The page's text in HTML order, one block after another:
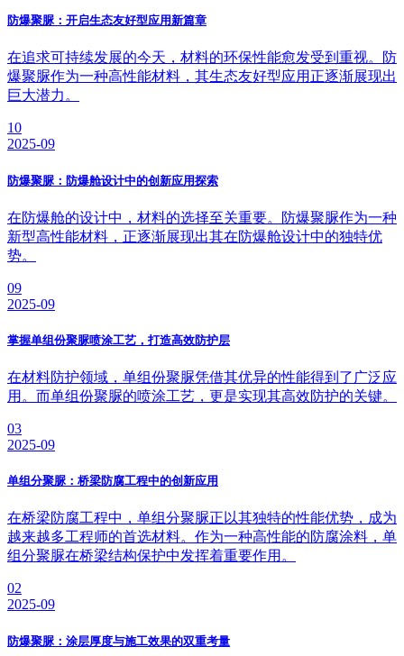
防爆聚脲：开启生态友好型应用新篇章
在追求可持续发展的今天，材料的环保性能愈发受到重视。防
爆聚脲作为一种高性能材料，其生态友好型应用正逐渐展现出
巨大潜力。
10
2025-09
防爆聚脲：防爆舱设计中的创新应用探索
在防爆舱的设计中，材料的选择至关重要。防爆聚脲作为一种
新型高性能材料，正逐渐展现出其在防爆舱设计中的独特优
势。
09
2025-09
掌握单组份聚脲喷涂工艺，打造高效防护层
在材料防护领域，单组份聚脲凭借其优异的性能得到了广泛应
用。而单组份聚脲的喷涂工艺，更是实现其高效防护的关键。
03
2025-09
单组分聚脲：桥梁防腐工程中的创新应用
在桥梁防腐工程中，单组分聚脲正以其独特的性能优势，成为
越来越多工程师的首选材料。作为一种高性能的防腐涂料，单
组分聚脲在桥梁结构保护中发挥着重要作用。
02
2025-09
防爆聚脲：涂层厚度与施工效果的双重考量